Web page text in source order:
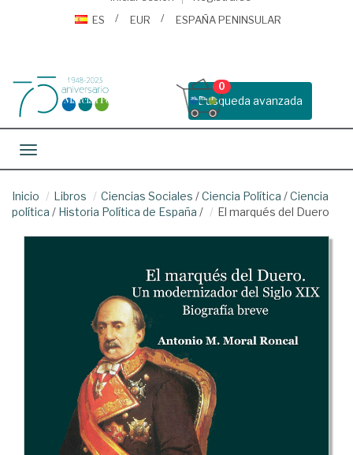
ES
EUR ESPAÑA PENINSULAR
Busqueda avanzada
0
Toggle navigation
Inicio Libros Ciencias Sociales /Ciencia Política /Ciencia
política / Historia Política de España / El marqués del Duero